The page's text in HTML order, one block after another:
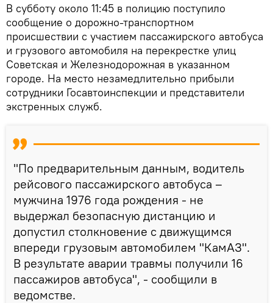
В субботу около 11:45 в полицию поступило
сообщение о дорожно-транспортном
происшествии с участием пассажирского автобуса
и грузового автомобиля на перекрестке улиц
Советская и Железнодорожная в указанном
городе. На место незамедлительно прибыли
сотрудники Госавтоинспекции и представители
экстренных служб.
"По предварительным данным, водитель
рейсового пассажирского автобуса –
мужчина 1976 года рождения - не
выдержал безопасную дистанцию и
допустил столкновение с движущимся
впереди грузовым автомобилем "КамАЗ".
В результате аварии травмы получили 16
пассажиров автобуса", - сообщили в
ведомстве.